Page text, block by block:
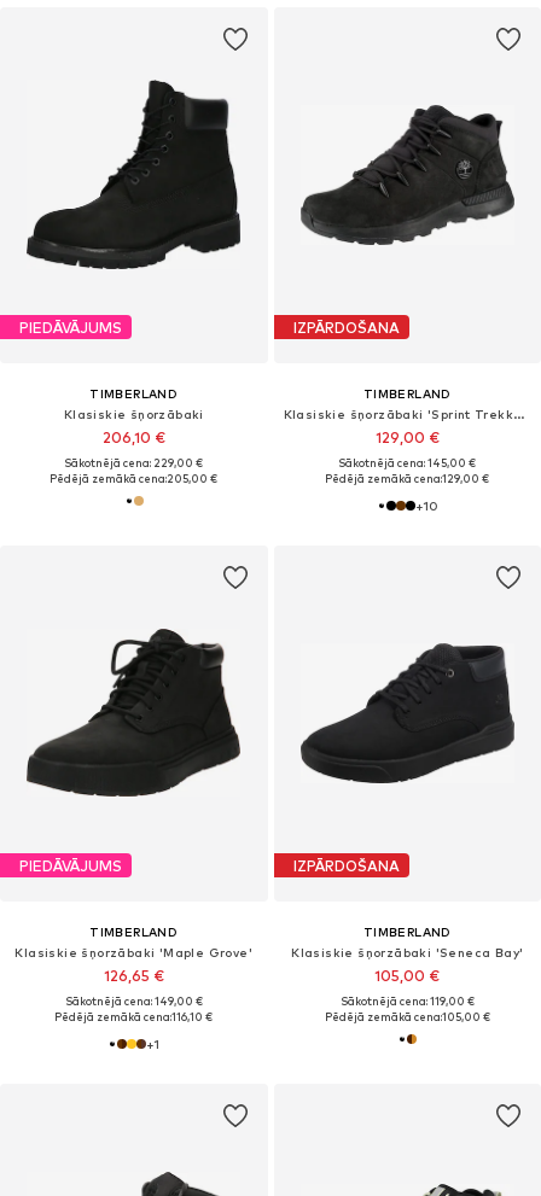
PIEDĀVĀJUMS
TIMBERLAND
Klasiskie šņorzābaki
206,10 €
Sākotnējā cena: 229,00 €
Pēdējā zemākā cena:205,00 €
IZPĀRDOŠANA
TIMBERLAND
Klasiskie šņorzābaki 'Sprint Trekker'
129,00 €
Sākotnējā cena: 145,00 €
Pēdējā zemākā cena:129,00 €
+10
PIEDĀVĀJUMS
TIMBERLAND
Klasiskie šņorzābaki 'Maple Grove'
126,65 €
Sākotnējā cena: 149,00 €
Pēdējā zemākā cena:116,10 €
+1
IZPĀRDOŠANA
TIMBERLAND
Klasiskie šņorzābaki 'Seneca Bay'
105,00 €
Sākotnējā cena: 119,00 €
Pēdējā zemākā cena:105,00 €